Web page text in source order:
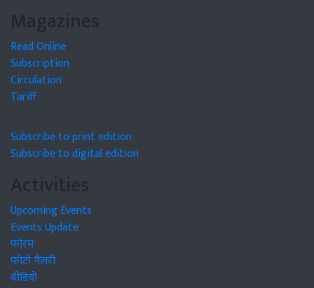
Magazines
Read Online
Subscription
Circulation
Tariff
Subscribe to print edition
Subscribe to digital edition
Activities
Upcoming Events
Events Update
फोरम
फोटो गैलरी
वीडियो